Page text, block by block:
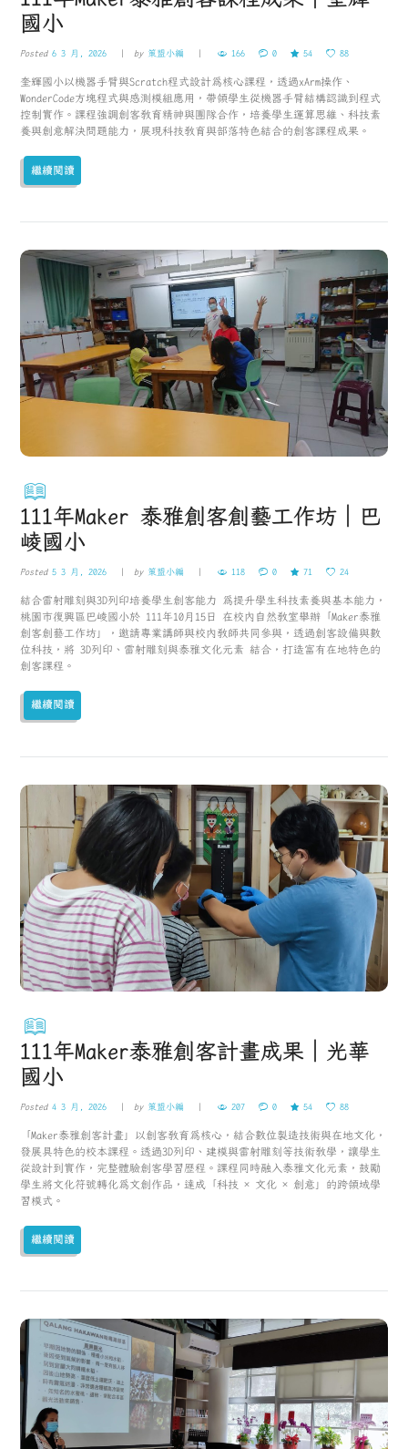
國小
Posted6 3 月, 2026 by 策盟小編 166 0 54 88
奎輝國小以機器手臂與Scratch程式設計為核心課程，透過xArm操作、
WonderCode方塊程式與感測模組應用，帶領學生從機器手臂結構認識到程式
控制實作。課程強調創客教育精神與團隊合作，培養學生運算思維、科技素
養與創意解決問題能力，展現科技教育與部落特色結合的創客課程成果。
繼續閱讀
111年Maker 泰雅創客創藝工作坊｜巴
崚國小
Posted5 3 月, 2026 by 策盟小編 118 0 71 24
結合雷射雕刻與3D列印培養學生創客能力 為提升學生科技素養與基本能力，
桃園市復興區巴崚國小於 111年10月15日 在校內自然教室舉辦「Maker泰雅
創客創藝工作坊」，邀請專業講師與校內教師共同參與，透過創客設備與數
位科技，將 3D列印、雷射雕刻與泰雅文化元素 結合，打造富有在地特色的
創客課程。
繼續閱讀
111年Maker泰雅創客計畫成果｜光華
國小
Posted4 3 月, 2026 by 策盟小編 207 0 54 88
「Maker泰雅創客計畫」以創客教育為核心，結合數位製造技術與在地文化，
發展具特色的校本課程。透過3D列印、建模與雷射雕刻等技術教學，讓學生
從設計到實作，完整體驗創客學習歷程。課程同時融入泰雅文化元素，鼓勵
學生將文化符號轉化為文創作品，達成「科技 × 文化 × 創意」的跨領域學
習模式。
繼續閱讀